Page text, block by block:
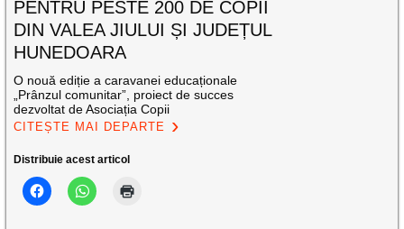
PENTRU PESTE 200 DE COPII
DIN VALEA JIULUI ȘI JUDEȚUL
HUNEDOARA
O nouă ediție a caravanei educaționale
„Prânzul comunitar”, proiect de succes
dezvoltat de Asociația Copii
CITEȘTE MAI DEPARTE
Distribuie acest articol